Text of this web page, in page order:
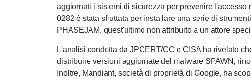
aggiornati i sistemi di sicurezza per prevenire
0282 è stata sfruttata per installare una serie di
PHASEJAM, quest'ultimo non attribuito a un attore
L'analisi condotta da JPCERT/CC e CISA ha rivelato
distribuire versioni aggiornate del malware SPAWN,
Inoltre, Mandiant, società di proprietà di Google, ha